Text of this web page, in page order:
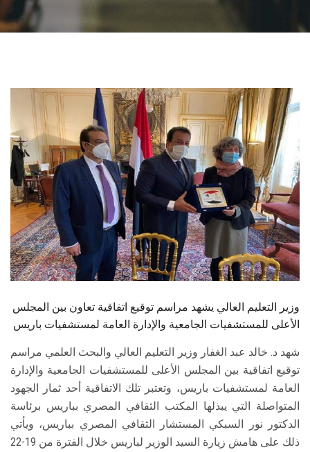
الإعلام
الطلاب
هيئة التدريس
الدراسات العليا
الخريجين
الموظفون
الزائـرون
سجل الان
وزير التعليم العالي يشهد مراسم توقيع اتفاقية تعاون بين المجلس
الأعلى للمستشفيات الجامعية والإدارة العامة لمستشفيات باريس
شهد د. خالد عبد الغفار وزير التعليم العالي والبحث العلمي مراسم
توقيع اتفاقية بين المجلس الأعلى للمستشفيات الجامعية والإدارة
العامة لمستشفيات باريس، وتعتبر تلك الاتفاقية أحد ثمار الجهود
المتواصلة التي يبذلها المكتب الثقافي المصري بباريس برئاسة
الدكتور نور السبكي المستشار الثقافي المصري بباريس، ويأتي
ذلك على هامش زيارة السيد الوزير لباريس خلال الفترة من 19-22